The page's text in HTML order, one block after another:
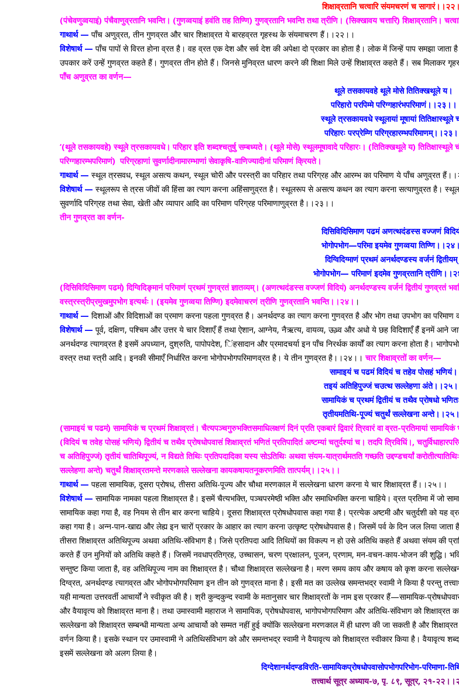
शिक्षाव्रतानि चत्वारि संयमचरणं च
(पंचेवणुव्वयाइं) पंचैवाणुव्रतानि भवन्ति। (गुणव्वयाइं हवंति तह तिण्णि)गुणव्रतानि भवन्ति तथा त्रीणि। (सिक्खावय चत्तारि)शिक्षाव्रतानि।
गाथार्थ — पाँच अणुव्रत, तीन गुणव्रत और चार शिक्षाव्रत ये बारहव्रत गृहस्थ के संयमाचरण हैं।।२२।।
विशेषार्थ — पाँच पापों से विरत होना व्रत है। वह व्रत एक देश और सर्व देश की अपेक्षा दो प्रकार का होता है। लोक में जिन्हें पाप समझा
उपकार करें उन्हें गुणव्रत कहते हैं। गुणव्रत तीन होते हैं। जिनसे मुनिव्रत धारण करने की शिक्षा मिले उन्हें शिक्षाव्रत कहते हैं। सब मिलाकर
पाँच अणुव्रत का वर्णन—
थूले तसकायवहे थूले मोसे तितिक्खथूले य।
परिहारो परपिम्मे परिग्गहारंभपरिमाणं।।२३।।
स्थूले त्रसकायवधे स्थूलायां मूषायां तितिक्षास्थूले
परिहारः परप्रेम्णि
‘(थूले तसकायवहे) स्थूले त्रसकायवधे। परिहार इति शब्दश्चतुर्षु सम्बध्यते। (थूले मोसे) स्थूलमूषावादे परिहारः। (तितिक्खथूले य) तितिक्षास्थूले
परिग्गहारम्भपरिमाणं) परिग्रहाणां सुवर्णादीनामारम्भाणां सेवाकृषि-वाणिज्यादीनां परिमाणं क्रियते।
गाथार्थ — स्थूल त्रसवध, स्थूल असत्य कथन, स्थूल चोरी और परस्त्री का परिहार तथा परिग्रह और आरम्भ का परिमाण ये पाँच अणुव्रत
विशेषार्थ — स्थूलरूप से त्रस जीवों की हिंसा का त्याग करना अहिंसाणुव्रत है। स्थूलरूप से असत्य कथन का त्याग करना सत्याणुव्रत है।
सुवर्णादि परिग्रह तथा सेवा, खेती और व्यापार आदि का परिमाण परिग्रह परिमाणाणुव्रत है।।२३।।
तीन गुणव्रत का वर्णन-
दिसिविदिसिमाण पढमं अणत्थदंडस्स वज्जणं
भोगोपभोग—परिमा इयमेव गुणव्वया
दिग्विदिग्माणं प्रथमं अनर्थदण्डस्य वर्जनं
भोगोपभोग— परिमाणं इदमेव गुणव्रतानि
(दिसिविदिसिमाण पढमं) दिग्विदिङ्मानं परिमाणं प्रथमं गुणव्रतं ज्ञातव्यम्। (अणत्थदंडस्स वज्जणं विदियं) अनर्थदण्डस्य वर्जनं द्वितीयं गुणव्रतं
वस्त्रस्त्रीप्रमुखमुपभोग इत्यर्थः। (इयमेव गुणव्वया तिण्णि) इदमेवाचरणं त्रीणि गुणव्रतानि भवन्ति।।२४। ।
गाथार्थ — दिशाओं और विदिशाओं का प्रमाण करना पहला गुणव्रत है। अनर्थदण्ड का त्याग करना गुणव्रत है और भोग तथा उपभोग का
विशेषार्थ — पूर्व, दक्षिण, पश्चिम और उत्तर ये चार दिशाएँ हैं तथा ऐशान, आग्नेय, नैऋत्य, वायव्य, ऊध्र्व और अधो ये छह विदिशाएँ हैंं इनमें आने
अनर्थदण्ड त्यागव्रत है इसमें अपध्यान, दुश्रुति, पापोपदेश, िंहसादान और प्रमादचर्या इन पाँच निरर्थक कार्यों का त्याग करना होता है।
वस्त्र तथा स्त्री आदि। इनकी सीमाएँ निर्धारित करना भोगोपभोगपरिमाणव्रत है। ये तीन गुणव्रत है।।२४।। चार शिक्षाव्रतों का वर्णन—
सामाइयं च पढमं विदियं च तहेव पोसहं भणियं।
तइयं अतिहिपुज्जं चउत्थ सल्लेहणा
सामायिकं च प्रथमं द्वितीयं च तथैव प्रोषधो
तृतीयमतिथि-पूज्यं चतुर्थं सल्लेखना
(सामाइयं च पढमं) सामायिकं च प्रथमं शिक्षाव्रतं। चैत्यपञ्चगुरुभक्तिसमाधिलक्षणं दिनं प्रति एकबारं द्विवारं त्रिवारं वा व्रत-प्रतिमायां सामायिकं
(विदियं च तवेह पोसहं भणियं) द्वितीयं च तथैव प्रोषधोपवासं शिक्षाव्रतं भणितं प्रतिपादितं अष्टम्यां चतुर्दश्यां च। तदपि त्रिविधिं।,
च अतिहिपुज्जं) तृतीयं चातिथिपूज्यं, न विद्यते तिथिः प्रतिपदादिका यस्य सोऽतिथिः अथवा संयम-यात्रार्थमतति गच्छति उद्दण्डचर्यां
सल्लेहणा अन्ते) चतुर्थं शिक्षाव्रतमन्ते मरणकाले सल्लेखना कायकषायतनूकरणमिति तात्पर्यम्।।२५।।
गाथार्थ — पहला सामायिक, दूसरा प्रोषध, तीसरा अतिथि-पूज्य और चौथा मरणकाल में सल्लेखना धारण करना ये चार शिक्षाव्रत हैं।।२५।।
विशेषार्थ — सामायिक नामका पहला शिक्षाव्रत है। इसमें चैत्यभक्ति, पञ्चपरमेष्ठी भक्ति और समाधिभक्ति करना चाहिये। व्रत प्रतिमा में जो
सामायिक कहा गया है, वह नियम से तीन बार करना चाहिये। दूसरा शिक्षाव्रत प्रोषधोपवास कहा गया है। प्रत्येक अष्टमी और चतुर्दशी को
कहा गया है। अन्न-पान-खाद्य और लेह्य इन चारों प्रकार के आहार का त्याग करना उत्कृष्ट प्रोषधोपवास है। जिसमें पर्व के दिन जल लिया
तीसरा शिक्षाव्रत अतिथिपूज्य अथवा अतिथि-संविभाग है। जिसे प्रतिपदा आदि तिथियों का विकल्प न हो उसे अतिथि कहते हैं अथवा संयम की
करते हैं उन मुनियों को अतिथि कहते हैं। जिसमें नवधाप्रतिग्रह, उच्चासन, चरण प्रक्षालन, पूजन, प्रणाम, मन-वचन-काय-भोजन की शुद्धि।
सन्तुष्ट किया जाता है, वह अतिथिपूज्य नाम का शिक्षाव्रत है। चौथा शिक्षाव्रत सल्लेखना है। मरण समय काय और कषाय को कृश करना
दिग्व्रत, अनर्थदण्ड त्यागव्रत और भोगोपभोगपरिमाण इन तीन को गुणव्रत माना है। इसी मत का उल्लेख समन्तभद्र स्वामी ने किया है परन्तु
यही मान्यता उत्तरवर्ती आचार्यों ने स्वीकृत की है। श्री कुन्दकुन्द स्वामी के मतानुसार चार शिक्षाव्रतों के नाम इस प्रकार हैं—सामायिक-
और वैयावृत्य को शिक्षाव्रत माना है। तथा उमास्वामी महाराज ने सामायिक, प्रोषधोपवास, भागोपभोगपरिमाण और अतिथि-संविभाग को
सल्लेखना को शिक्षाव्रत सम्बन्धी मान्यता अन्य आचार्यो को सम्मत नहीं हुई क्योंकि सल्लेखना मरणकाल में ही धारण की जा सकती है और
वर्णन किया है। इसके स्थान पर उमास्वामी ने अतिथिसंविभाग को और समन्तभद्र स्वामी ने वैयावृत्य को शिक्षाव्रत स्वीकार किया है। वैयावृत्य
इसमें सल्लेखना को अलग लिया है।
दिग्देशानर्थदण्डविरति-सामायिकप्रोषधोपवासोपभोगपरिभोग-परिमाणा-
तत्त्वार्थ सूत्र अध्याय-७, पृ. ८९, सूत्र, २१-